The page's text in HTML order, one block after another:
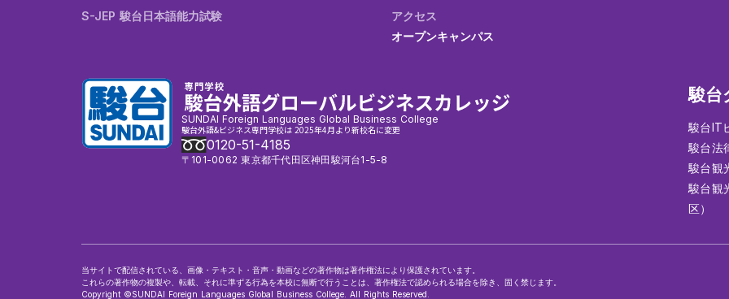
S-JEP 駿台日本語能力試験
アクセス
オープンキャンパス
SUNDAI Foreign Languages Global Business College
駿台外語&ビジネス専門学校は 2025年4月より新校名に変更
0120-51-4185
〒101-0062 東京都千代田区神田駿河台1-5-8
駿台
駿台IT
駿台法
駿台観
駿台観
区）
当サイトで配信されている、画像・テキスト・音声・動画などの著作物は著作権法により保護されています。
これらの著作物の複製や、転載、それに準ずる行為を本校に無断で行うことは、著作権法で認められる場合を除き、固く禁じます。
Copyright ©SUNDAI Foreign Languages Global Business College. All Rights Reserved.